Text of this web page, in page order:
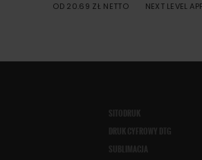
OD 20.69 ZŁ NETTO NEXT LEVEL
SITODRUK
DRUK CYFROWY DTG
SUBLIMACJA